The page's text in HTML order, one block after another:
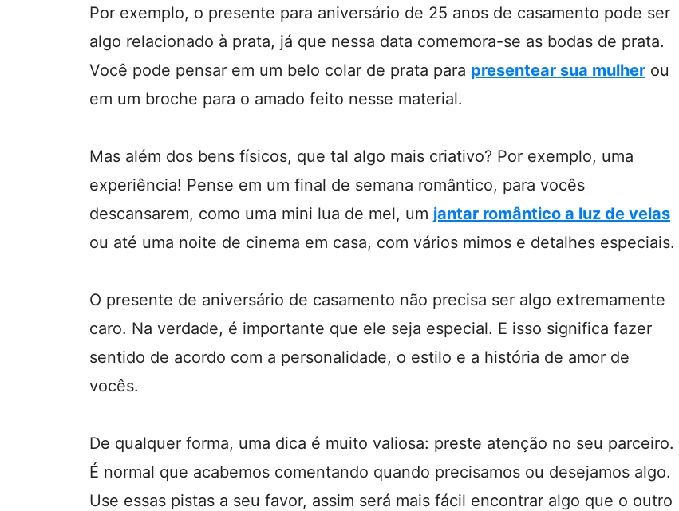
Por exemplo, o presente para aniversário de 25 anos de casamento pode ser
algo relacionado à prata, já que nessa data comemora-se as bodas de prata.
Você pode pensar em um belo colar de prata para presentear sua mulher ou
em um broche para o amado feito nesse material.
Mas além dos bens físicos, que tal algo mais criativo? Por exemplo, uma
experiência! Pense em um final de semana romântico, para vocês
descansarem, como uma mini lua de mel, um jantar romântico a luz de velas
ou até uma noite de cinema em casa, com vários mimos e detalhes especiais.
O presente de aniversário de casamento não precisa ser algo extremamente
caro. Na verdade, é importante que ele seja especial. E isso significa fazer
sentido de acordo com a personalidade, o estilo e a história de amor de
vocês.
De qualquer forma, uma dica é muito valiosa: preste atenção no seu parceiro.
É normal que acabemos comentando quando precisamos ou desejamos algo.
Use essas pistas a seu favor, assim será mais fácil encontrar algo que o outro